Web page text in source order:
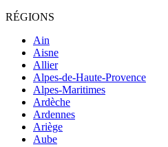
RÉGIONS
Ain
Aisne
Allier
Alpes-de-Haute-Provence
Alpes-Maritimes
Ardèche
Ardennes
Ariège
Aube